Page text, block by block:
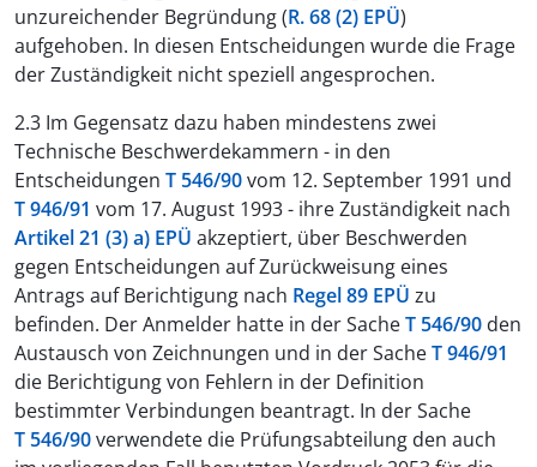
unzureichender Begründung (R. 68 (2) EPÜ)
aufgehoben. In diesen Entscheidungen wurde die Frage
der Zuständigkeit nicht speziell angesprochen.
2.3 Im Gegensatz dazu haben mindestens zwei
Technische Beschwerdekammern - in den
Entscheidungen T 546/90vom 12. September 1991 und
T 946/91 vom 17. August 1993 - ihre Zuständigkeit nach
Artikel 21 (3) a) EPÜ akzeptiert, über Beschwerden
gegen Entscheidungen auf Zurückweisung eines
Antrags auf Berichtigung nach Regel 89 EPÜ zu
befinden. Der Anmelder hatte in der SacheT 546/90 den
Austausch von Zeichnungen und in der SacheT 946/91
die Berichtigung von Fehlern in der Definition
bestimmter Verbindungen beantragt. In der Sache
T 546/90verwendete die Prüfungsabteilung den auch